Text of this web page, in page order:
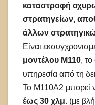
καταστροφή
στρατηγείων,
άλλων
Είναι
μοντέλου M110, το
υπηρεσία από τη
Το M110A2 μπορεί
έως 30 χλμ. (με